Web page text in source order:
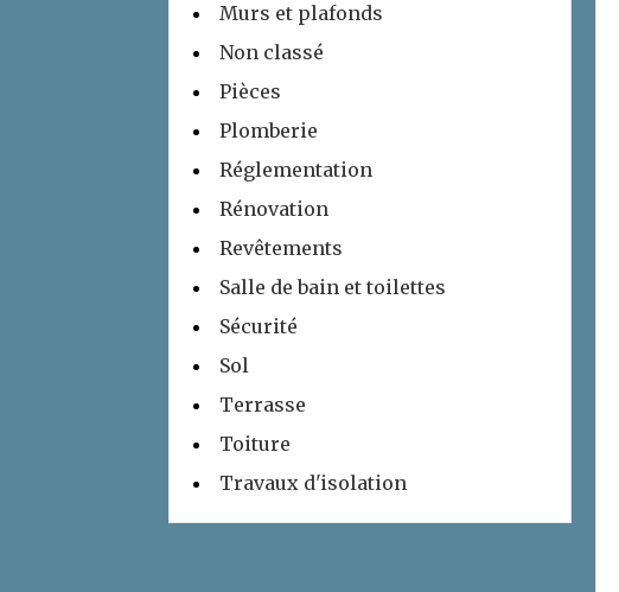
Murs et plafonds
Non classé
Pièces
Plomberie
Réglementation
Rénovation
Revêtements
Salle de bain et toilettes
Sécurité
Sol
Terrasse
Toiture
Travaux d'isolation